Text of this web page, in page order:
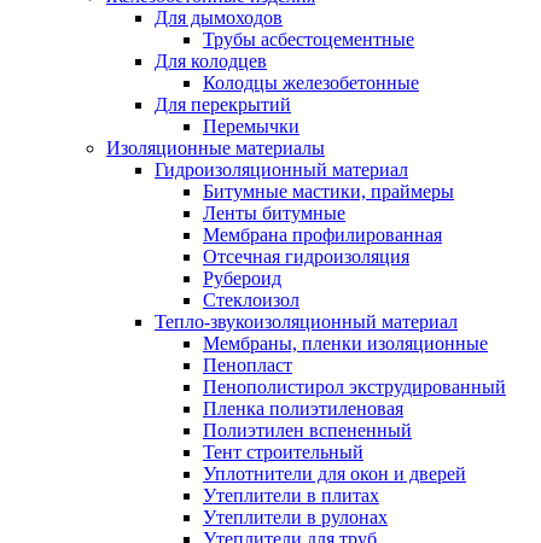
Для дымоходов
Трубы асбестоцементные
Для колодцев
Колодцы железобетонные
Для перекрытий
Перемычки
Изоляционные материалы
Гидроизоляционный материал
Битумные мастики, праймеры
Ленты битумные
Мембрана профилированная
Отсечная гидроизоляция
Рубероид
Стеклоизол
Тепло-звукоизоляционный материал
Мембраны, пленки изоляционные
Пенопласт
Пенополистирол экструдированный
Пленка полиэтиленовая
Полиэтилен вспененный
Тент строительный
Уплотнители для окон и дверей
Утеплители в плитах
Утеплители в рулонах
Утеплители для труб